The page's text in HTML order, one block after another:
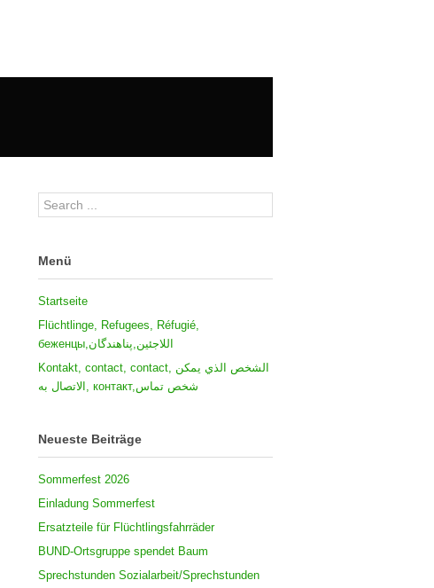
Menü
Startseite
Flüchtlinge, Refugees, Réfugié,
беженцы,اللاجئين,پناهندگان
Kontakt, contact, contact, الشخص الذي يمكن
الاتصال به, контакт,شخص تماس
Neueste Beiträge
Sommerfest 2026
Einladung Sommerfest
Ersatzteile für Flüchtlingsfahrräder
BUND-Ortsgruppe spendet Baum
Sprechstunden Sozialarbeit/Sprechstunden